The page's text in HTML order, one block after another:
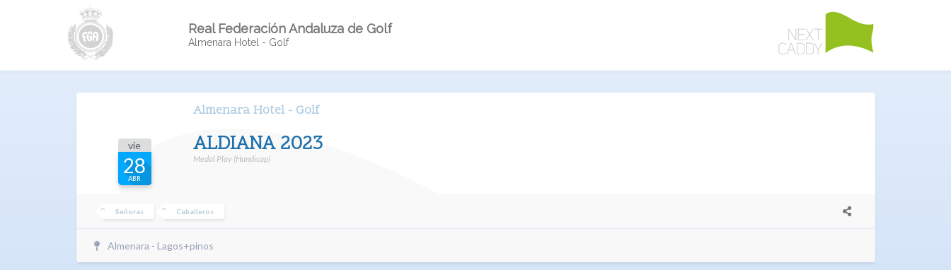
Real Federación Andaluza de Golf
Almenara Hotel - Golf
Almenara Hotel - Golf
vie
28
ABR
ALDIANA 2023
Medal Play (Handicap)
Señoras Caballeros
Almenara - Lagos+pinos